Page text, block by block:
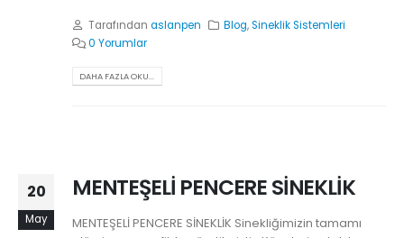
Tarafından aslanpen Blog,Sineklik Sistemleri
0 Yorumlar
DAHA FAZLA OKU...
20
May
MENTEŞELİ PENCERE SİNEKLİK
MENTEŞELİ PENCERE SİNEKLİK Sinekliğimizin tamamı